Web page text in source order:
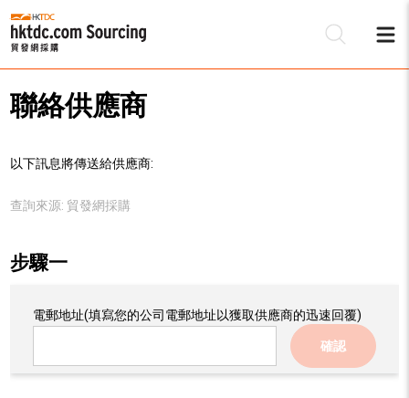
聯絡供應商
以下訊息將傳送給供應商:
查詢來源: 貿發網採購
步驟一
電郵地址(填寫您的公司電郵地址以獲取供應商的迅速回覆)
確認